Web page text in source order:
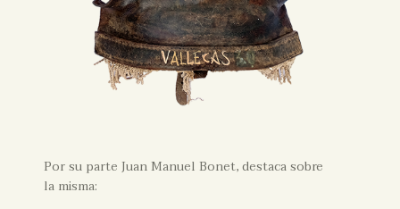
Por su parte Juan Manuel Bonet, destaca sobre
la misma: